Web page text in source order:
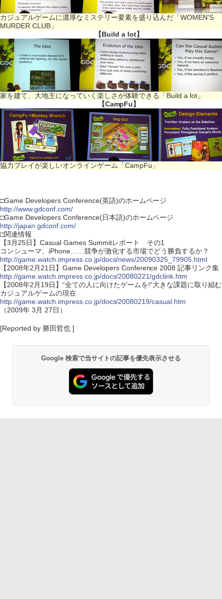
カジュアルゲームに濃厚なミステリー要素を盛り込んだ「WOMEN'S
MURDER CLUB」
【Build a lot】
家を建て、大地主になっていく楽しさが体験できる「Build a lot」
【CampFu】
協力プレイが楽しいオンラインゲーム「CampFu」
□Game Developers Conference(英語)のホームページ
http://www.gdconf.com/
□Game Developers Conference(日本語)のホームページ
http://japan.gdconf.com/
□関連情報
【3月25日】Casual Games Summitレポート その1
コンシューマ、iPhone……競争が激化する市場でどう勝負するか？
http://game.watch.impress.co.jp/docs/news/20090325_79905.html
【2008年2月21日】Game Developers Conference 2008 記事リンク集
http://game.watch.impress.co.jp/docs/20080221/gdclink.htm
【2008年2月19日】“全ての人に向けたゲームを!”大きな課題に取り組む
カジュアルゲームの現在
http://game.watch.impress.co.jp/docs/20080219/casual.htm
（2009年 3月 27日）
[Reported by 勝田哲也 ]
Google 検索で当サイトの記事を優先表示させる